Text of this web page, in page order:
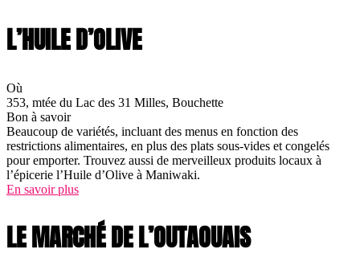
L’HUILE D’OLIVE
Où
353, mtée du Lac des 31 Milles, Bouchette
Bon à savoir
Beaucoup de variétés, incluant des menus en fonction des
restrictions alimentaires, en plus des plats sous-vides et congelés
pour emporter. Trouvez aussi de merveilleux produits locaux à
l’épicerie l’Huile d’Olive à Maniwaki.
En savoir plus
LE MARCHÉ DE L’OUTAOUAIS